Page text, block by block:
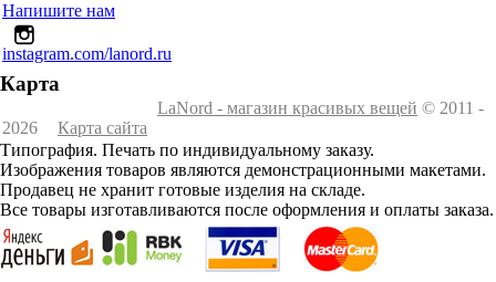
Напишите нам
instagram.com/lanord.ru
Карта
LaNord - магазин красивых вещей © 2011 -
2026
Карта сайта
Типография. Печать по индивидуальному заказу.
Изображения товаров являются демонстрационными макетами.
Продавец не хранит готовые изделия на складе.
Все товары изготавливаются после оформления и оплаты заказа.